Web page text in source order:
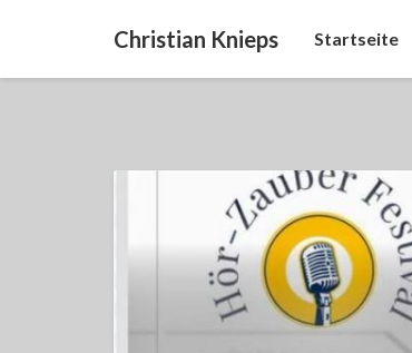
Christian Knieps Startseite